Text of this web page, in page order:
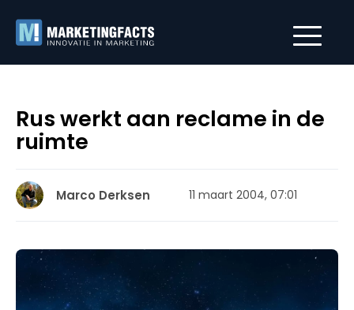
Rus werkt aan reclame in de
ruimte
Marco Derksen 11 maart 2004, 07:01